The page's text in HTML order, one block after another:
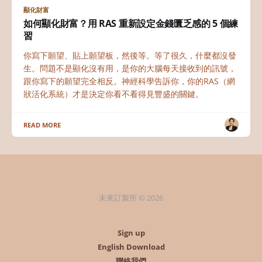
顯化財富
如何顯化財富？用 RAS 重新設定金錢匱乏感的 5 個練
習
你寫下願望、貼上願望板，然後等。等了很久，什麼都沒發
生。問題不是顯化沒有用，是你的大腦每天接收到的訊號，
跟你寫下的願望完全相反。神經科學告訴你，你的RAS（網
狀活化系統）才是決定你看不看得見豐盛的關鍵。
READ MORE
未來訂製所 © 2026
Sign up
English Download